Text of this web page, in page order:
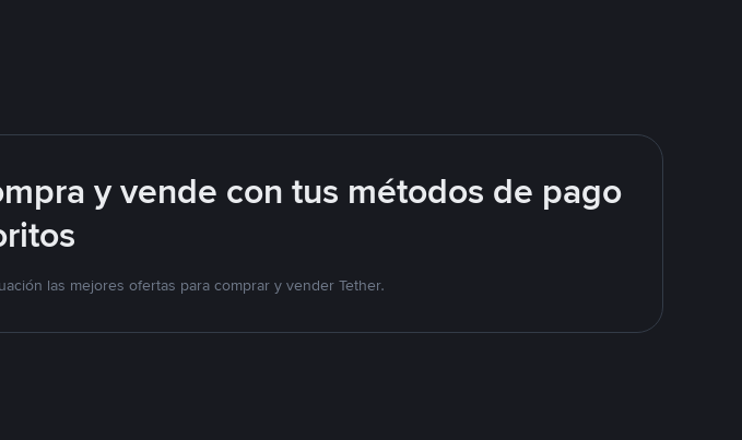
y vende con tus métodos de pago
las mejores ofertas para comprar y vender Tether.